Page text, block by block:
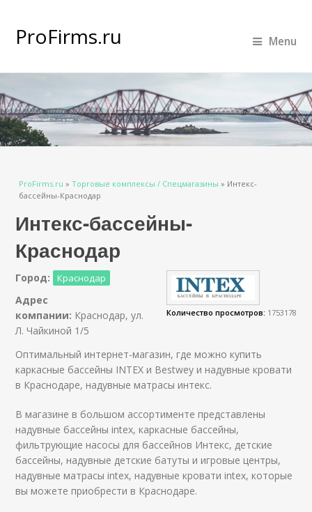
ProFirms.ru Menu
Вы здесь
ProFirms.ru » Торговые комплексы / Спецмагазины » Интекс-
бассейны-Краснодар
Интекс-бассейны-
Краснодар
Количество просмотров: 1753178
Город: Краснодар
Адрес
компании: Краснодар, ул.
Л. Чайкиной 1/5
Оптимальный интернет-магазин, где можно купить
каркасные бассейны INTEX и Bestwey и надувные кровати
в Краснодаре, надувные матрасы интекс.
В магазине в большом ассортименте представлены
надувные бассейны intex, каркасные бассейны,
фильтрующие насосы для бассейнов Интекс, детские
бассейны, надувные детские батуты и игровые центры,
надувные матрасы intex, надувные кровати intex, которые
вы можете приобрести в Краснодаре.